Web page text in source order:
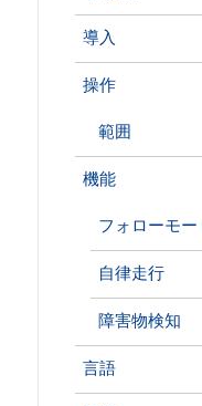
導入
操作
範囲
機能
フォローモー
自律走行
障害物検知
言語